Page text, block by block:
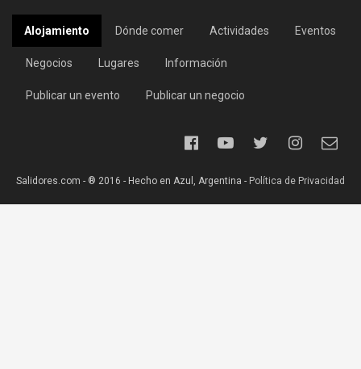
Alojamiento Dónde comer Actividades Eventos
Negocios Lugares Información
Publicar un evento Publicar un negocio
Salidores.com - ® 2016 - Hecho en Azul, Argentina - Política de Privacidad